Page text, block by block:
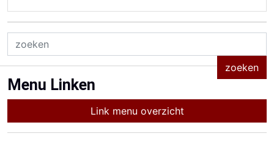
Menu Linken
Link menu overzicht